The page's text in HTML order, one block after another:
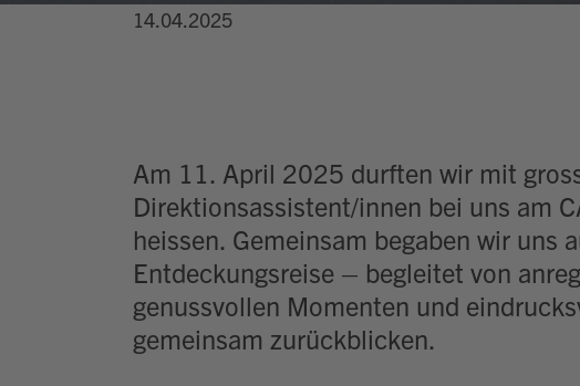
14.04.2025
Am 11. April 2025 durften wir mit
Direktionsassistent/innen bei uns am
heissen. Gemeinsam begaben wir uns
Entdeckungsreise – begleitet von
genussvollen Momenten und
gemeinsam zurückblicken.